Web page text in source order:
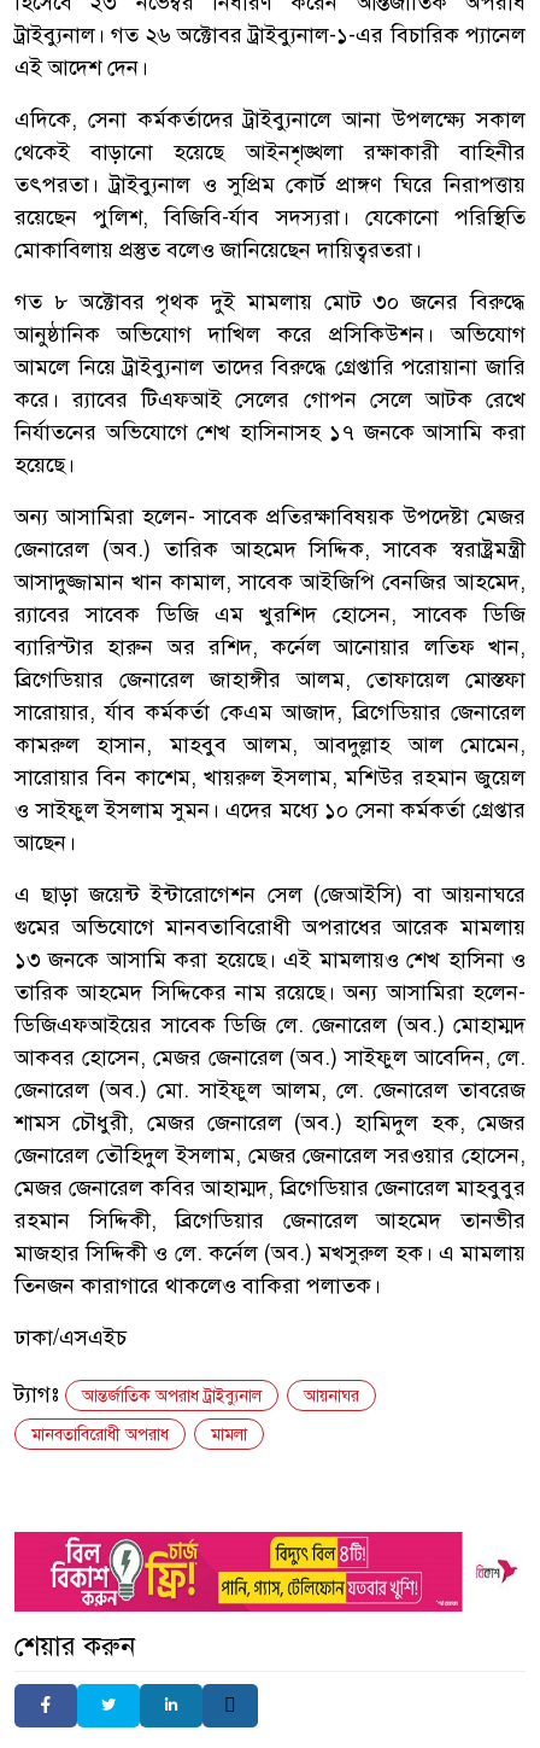
ট্রাইব্যুনাল। গত ২৬ অক্টোবর ট্রাইব্যুনাল-১-এর বিচারিক প্যানেল
এই আদেশ দেন।
এদিকে, সেনা কর্মকর্তাদের ট্রাইব্যুনালে আনা উপলক্ষ্যে সকাল
থেকেই বাড়ানো হয়েছে আইনশৃঙ্খলা রক্ষাকারী বাহিনীর
তৎপরতা। ট্রাইব্যুনাল ও সুপ্রিম কোর্ট প্রাঙ্গণ ঘিরে নিরাপত্তায়
রয়েছেন পুলিশ, বিজিবি-র্যাব সদস্যরা। যেকোনো পরিস্থিতি
মোকাবিলায় প্রস্তুত বলেও জানিয়েছেন দায়িত্বরতরা।
গত ৮ অক্টোবর পৃথক দুই মামলায় মোট ৩০ জনের বিরুদ্ধে
আনুষ্ঠানিক অভিযোগ দাখিল করে প্রসিকিউশন। অভিযোগ
আমলে নিয়ে ট্রাইব্যুনাল তাদের বিরুদ্ধে গ্রেপ্তারি পরোয়ানা জারি
করে। র‌্যাবের টিএফআই সেলের গোপন সেলে আটক রেখে
নির্যাতনের অভিযোগে শেখ হাসিনাসহ ১৭ জনকে আসামি করা
হয়েছে।
অন্য আসামিরা হলেন- সাবেক প্রতিরক্ষাবিষয়ক উপদেষ্টা মেজর
জেনারেল (অব.) তারিক আহমেদ সিদ্দিক, সাবেক স্বরাষ্ট্রমন্ত্রী
আসাদুজ্জামান খান কামাল, সাবেক আইজিপি বেনজির আহমেদ,
র‍্যাবের সাবেক ডিজি এম খুরশিদ হোসেন, সাবেক ডিজি
ব্যারিস্টার হারুন অর রশিদ, কর্নেল আনোয়ার লতিফ খান,
ব্রিগেডিয়ার জেনারেল জাহাঙ্গীর আলম, তোফায়েল মোস্তফা
সারোয়ার, র্যাব কর্মকর্তা কেএম আজাদ, ব্রিগেডিয়ার জেনারেল
কামরুল হাসান, মাহবুব আলম, আবদুল্লাহ আল মোমেন,
সারোয়ার বিন কাশেম, খায়রুল ইসলাম, মশিউর রহমান জুয়েল
ও সাইফুল ইসলাম সুমন। এদের মধ্যে ১০ সেনা কর্মকর্তা গ্রেপ্তার
আছেন।
এ ছাড়া জয়েন্ট ইন্টারোগেশন সেল (জেআইসি) বা আয়নাঘরে
গুমের অভিযোগে মানবতাবিরোধী অপরাধের আরেক মামলায়
১৩ জনকে আসামি করা হয়েছে। এই মামলায়ও শেখ হাসিনা ও
তারিক আহমেদ সিদ্দিকের নাম রয়েছে। অন্য আসামিরা হলেন-
ডিজিএফআইয়ের সাবেক ডিজি লে. জেনারেল (অব.) মোহাম্মদ
আকবর হোসেন, মেজর জেনারেল (অব.) সাইফুল আবেদিন, লে.
জেনারেল (অব.) মো. সাইফুল আলম, লে. জেনারেল তাবরেজ
শামস চৌধুরী, মেজর জেনারেল (অব.) হামিদুল হক, মেজর
জেনারেল তৌহিদুল ইসলাম, মেজর জেনারেল সরওয়ার হোসেন,
মেজর জেনারেল কবির আহাম্মদ, ব্রিগেডিয়ার জেনারেল মাহবুবুর
রহমান সিদ্দিকী, ব্রিগেডিয়ার জেনারেল আহমেদ তানভীর
মাজহার সিদ্দিকী ও লে. কর্নেল (অব.) মখসুরুল হক। এ মামলায়
তিনজন কারাগারে থাকলেও বাকিরা পলাতক।
ঢাকা/এসএইচ
ট্যাগঃ আন্তর্জাতিক অপরাধ ট্রাইব্যুনাল
আয়নাঘর
মানবতাবিরোধী অপরাধ
মামলা
শেয়ার করুন